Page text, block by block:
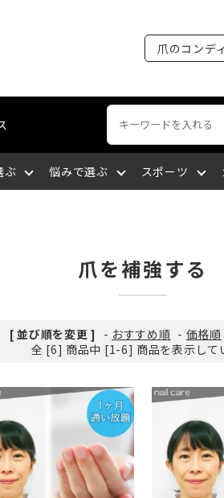
爪のコンデ
ぶ
爪について知る
筋肉の疲れを取る
悩みで選ぶ
爪を大きくしたい
深爪になっている
爪が緑色になっている
爪が白い
スポーツ
バドミントン
空手
ヨガ・ピラティス
爪の補強・補修
爪を補強する
[ 並び順を変更 ] - おすすめ順 - 価格順
全 [6] 商品中 [1-6] 商品を表示して